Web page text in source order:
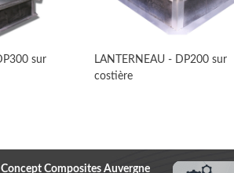
sur
LANTERNEAU - DP200 sur
costière
Composites Auvergne